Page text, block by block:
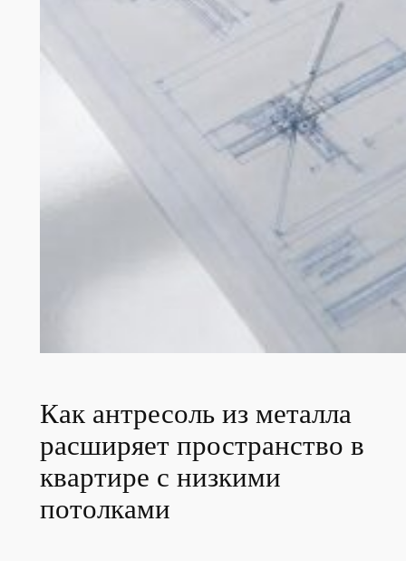
Как антресоль из металла
расширяет пространство в
квартире с низкими
потолками